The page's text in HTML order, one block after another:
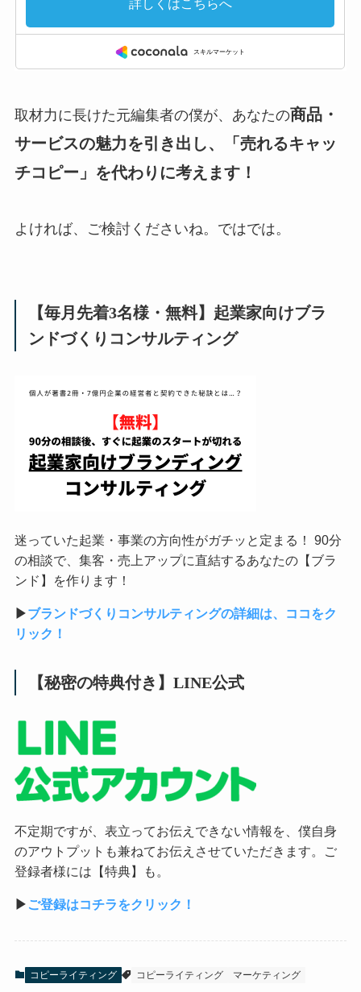
取材力に長けた元編集者の僕が、あなたの商品・
サービスの魅力を引き出し、「売れるキャッ
チコピー」を代わりに考えます！
よければ、ご検討くださいね。ではでは。
【毎月先着3名様・無料】起業家向けブラ
ンドづくりコンサルティング
迷っていた起業・事業の方向性がガチッと定まる！ 90分
の相談で、集客・売上アップに直結するあなたの【ブラ
ンド】を作ります！
▶︎ブランドづくりコンサルティングの詳細は、ココをク
リック！
【秘密の特典付き】LINE公式
不定期ですが、表立ってお伝えできない情報を、僕自身
のアウトプットも兼ねてお伝えさせていただきます。ご
登録者様には【特典】も。
▶︎ ご登録はコチラをクリック！
コピーライティング コピーライティング マーケティング